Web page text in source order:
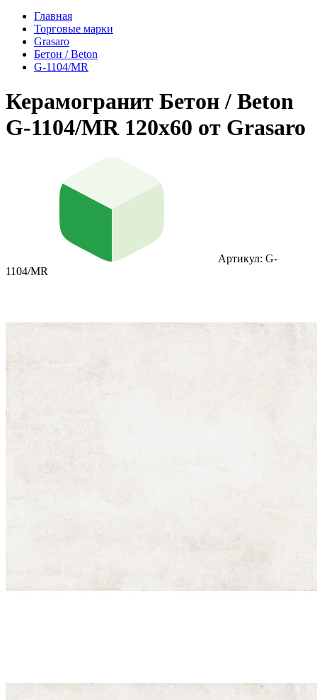
Главная
Торговые марки
Grasaro
Бетон / Beton
G-1104/MR
Керамогранит Бетон / Beton
G-1104/MR 120x60 от Grasaro
Артикул: G-
1104/MR